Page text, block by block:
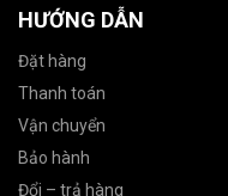
HƯỚNG DẪN
Đặt hàng
Thanh toán
Vận chuyển
Bảo hành
Đổi – trả hàng